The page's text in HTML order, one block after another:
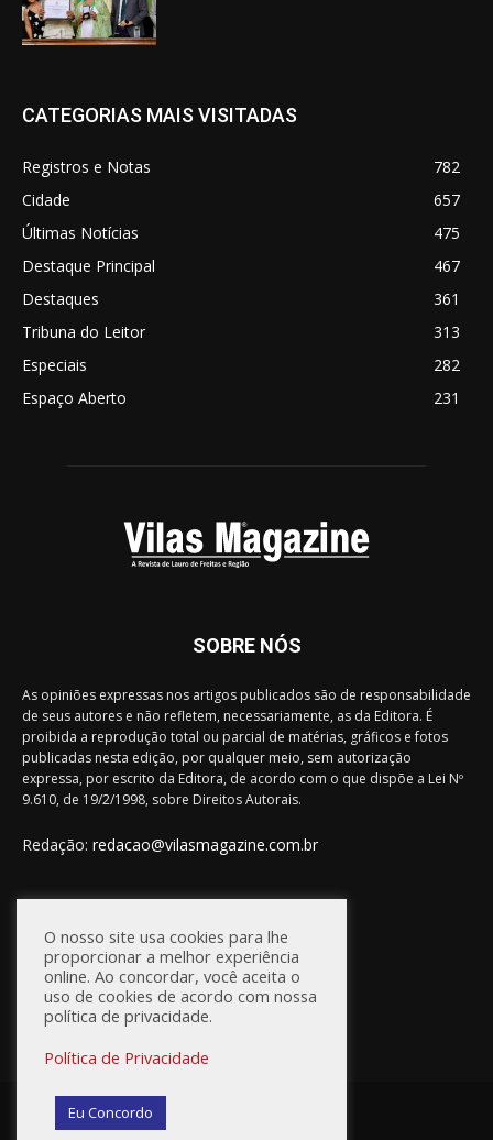
CATEGORIAS MAIS VISITADAS
Registros e Notas
782
Cidade
657
Últimas Notícias
475
Destaque Principal
467
Destaques
361
Tribuna do Leitor
313
Especiais
282
Espaço Aberto
231
SOBRE NÓS
As opiniões expressas nos artigos publicados são de responsabilidade
de seus autores e não refletem, necessariamente, as da Editora. É
proibida a reprodução total ou parcial de matérias, gráficos e fotos
publicadas nesta edição, por qualquer meio, sem autorização
expressa, por escrito da Editora, de acordo com o que dispõe a Lei Nº
9.610, de 19/2/1998, sobre Direitos Autorais.
Redação: redacao@vilasmagazine.com.br
FIQUE CONECTADO
© Vilas Magazine / Site Desenvolvido por:
O nosso site usa cookies para lhe
proporcionar a melhor experiência
online. Ao concordar, você aceita o
uso de cookies de acordo com nossa
política de privacidade.
Política de Privacidade
Eu Concordo